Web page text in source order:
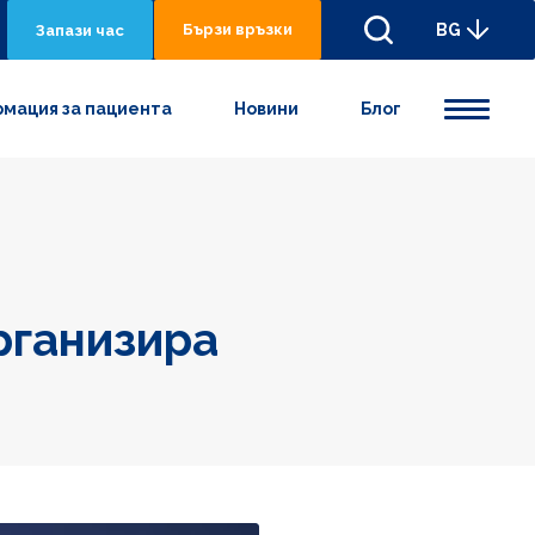
Запази час Бързи връзки BG
за пациента Новини Блог